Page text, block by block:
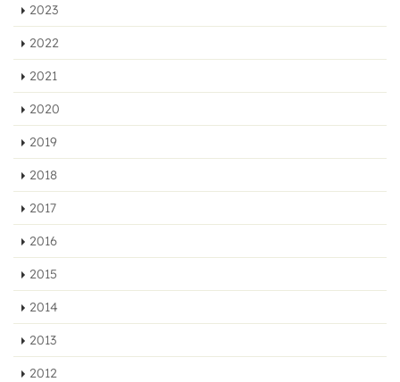
2023
2022
2021
2020
2019
2018
2017
2016
2015
2014
2013
2012